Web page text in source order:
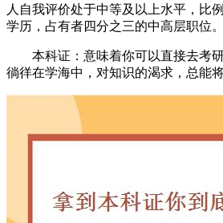
人自我评价处于中等及以上水平，比
学历，占有者四分之三的中高层职位。
本科证：意味着你可以直接去考研
徜徉在学海中，对知识的渴求，总能